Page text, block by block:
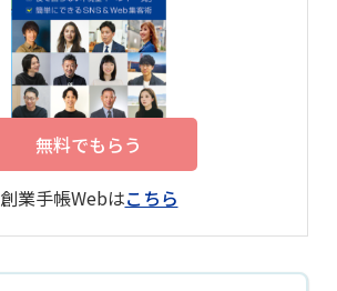
無料でもらう
創業手帳Webはこちら